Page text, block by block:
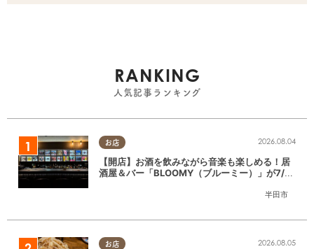
RANKING
人気記事ランキング
お店
半田市
2026.08.04
【開店】お酒を飲みながら音楽も楽しめる！居
酒屋＆バー「BLOOMY（ブルーミー）」が7/3
お店 2026.08.05